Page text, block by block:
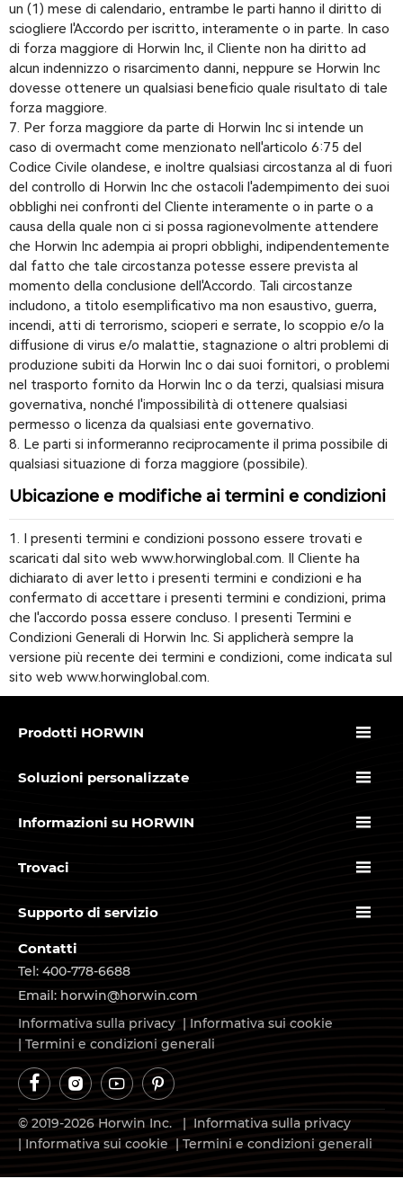
un (1) mese di calendario, entrambe le parti hanno il diritto di
sciogliere l'Accordo per iscritto, interamente o in parte. In caso
di forza maggiore di Horwin Inc, il Cliente non ha diritto ad
alcun indennizzo o risarcimento danni, neppure se Horwin Inc
dovesse ottenere un qualsiasi beneficio quale risultato di tale
forza maggiore.
7. Per forza maggiore da parte di Horwin Inc si intende un
caso di overmacht come menzionato nell'articolo 6:75 del
Codice Civile olandese, e inoltre qualsiasi circostanza al di fuori
del controllo di Horwin Inc che ostacoli l'adempimento dei suoi
obblighi nei confronti del Cliente interamente o in parte o a
causa della quale non ci si possa ragionevolmente attendere
che Horwin Inc adempia ai propri obblighi, indipendentemente
dal fatto che tale circostanza potesse essere prevista al
momento della conclusione dell'Accordo. Tali circostanze
includono, a titolo esemplificativo ma non esaustivo, guerra,
incendi, atti di terrorismo, scioperi e serrate, lo scoppio e/o la
diffusione di virus e/o malattie, stagnazione o altri problemi di
produzione subiti da Horwin Inc o dai suoi fornitori, o problemi
nel trasporto fornito da Horwin Inc o da terzi, qualsiasi misura
governativa, nonché l'impossibilità di ottenere qualsiasi
permesso o licenza da qualsiasi ente governativo.
8. Le parti si informeranno reciprocamente il prima possibile di
qualsiasi situazione di forza maggiore (possibile).
Ubicazione e modifiche ai termini e condizioni
1. I presenti termini e condizioni possono essere trovati e
scaricati dal sito web www.horwinglobal.com. Il Cliente ha
dichiarato di aver letto i presenti termini e condizioni e ha
confermato di accettare i presenti termini e condizioni, prima
che l'accordo possa essere concluso. I presenti Termini e
Condizioni Generali di Horwin Inc. Si applicherà sempre la
versione più recente dei termini e condizioni, come indicata sul
sito web www.horwinglobal.com.
Prodotti HORWIN 
Soluzioni personalizzate 
Informazioni su HORWIN 
Trovaci 
Supporto di servizio 
Contatti
Tel: 400-778-6688
Email: horwin@horwin.com
Informativa sulla privacy
Informativa sui cookie
Termini e condizioni generali
   
© 2019-2026 Horwin Inc. | Informativa sulla privacy
Informativa sui cookie Termini e condizioni generali